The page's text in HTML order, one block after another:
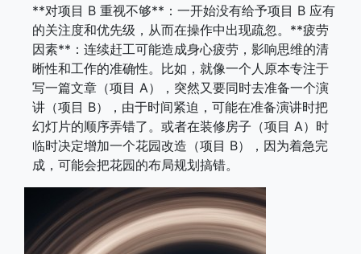
**对项目 B 重视不够**：一开始没有给予项目 B 应有
的关注度和优先级，从而在操作中出现疏忽。**疲劳
因素**：连续赶工可能造成身心疲劳，影响思维的清
晰性和工作的准确性。比如，就像一个人原本专注于
写一篇文章（项目 A），突然又要同时去准备一个演
讲（项目 B），由于时间紧迫，可能在准备演讲时把
幻灯片的顺序弄错了。或者在装修房子（项目 A）时
临时决定增加一个花园改造（项目 B），因为着急完
成，可能会把花园的布局规划搞错。